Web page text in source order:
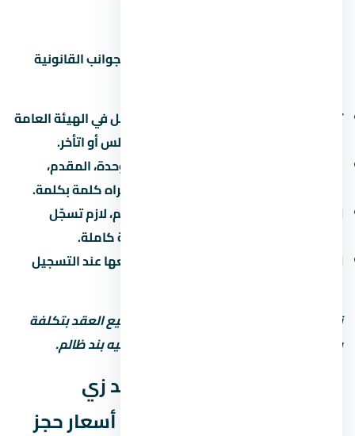
قبل ما توقّع أي ورق في لازم تبصل على الجوانب القانونية
تسجيل المشروع:
اتأكد إن المشروع مسجّل في الهيئة العامة
للرقابة العقارية. ده بيحميك لو المطور أفلس أو اتأخر.
العقد بيحدد سعر الوحدة، المقدم،
القسط، موعد التسليم، وغرامة التأخير. اقراه كلمة بكلمة.
التسجيل في الشهر العقاري:
بعد التسليم، لازم تسجّل
الوحدة باسمك علشان تاخد ملكية قانونية كاملة.
الضرائب:
فيه ضريبة تصرّفات عقارية بتدفعها عند التسجيل
نصيحة مهمة: استشاري محامي قبل توقيع العقد بتكلفة
بسيطة بس ممكن توفرّ عليك ملايين لو فيه بند ظالم.
جودة التشطيب في مول ميد زي
العاصمة الإدارية الجديدة – أسعار حجز